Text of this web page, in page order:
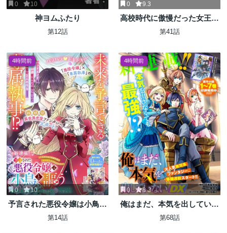
0 10
神ヨムふたり
第12話
0 9.3
高校時代に傲慢だった女王様
との同棲生活は意外と居心地
第41話
4時間前
0 10
予言された悪役令嬢は小鳥と
謳う ~未来を知る専属執事に
第14話
4時間前
0 8.3
俺はまだ、本気を出していな
いDX
第68話